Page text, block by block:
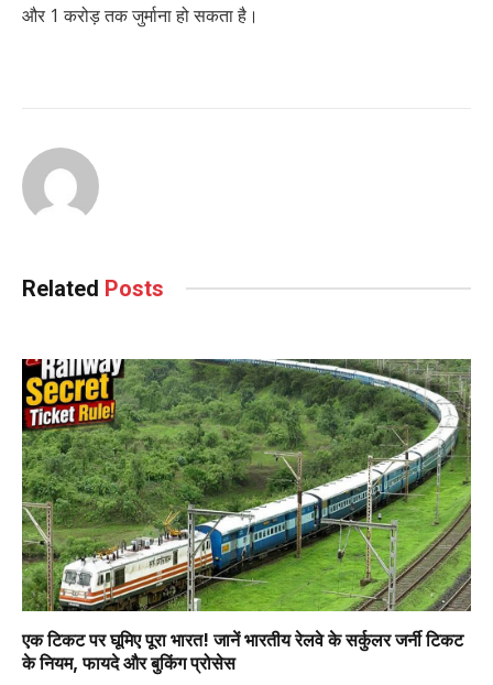
और 1 करोड़ तक जुर्माना हो सकता है।
Related Posts
एक टिकट पर घूमिए पूरा भारत! जानें भारतीय रेलवे के सर्कुलर जर्नी टिकट
के नियम, फायदे और बुकिंग प्रोसेस